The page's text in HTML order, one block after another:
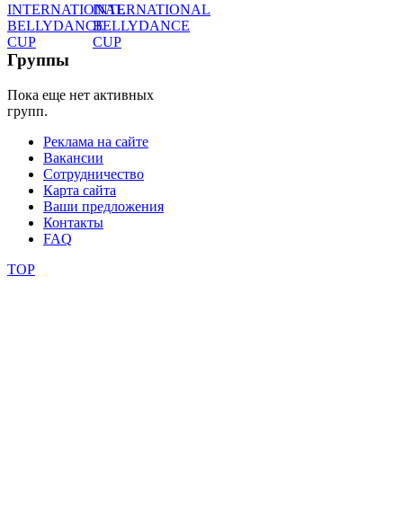
видео
Группы
Пока еще нет активных
групп.
Реклама на сайте
Вакансии
Сотрудничество
Карта сайта
Ваши предложения
Контакты
FAQ
TOP